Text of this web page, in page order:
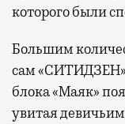
которого были
Большим
сам
блока «Маяк»
увитая